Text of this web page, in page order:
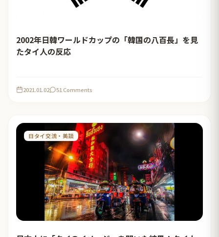
2002年日韓ワールドカップの「韓国の八百長」を見
たタイ人の反応
2021.01.02 51 Comments
日タイ交流・美談